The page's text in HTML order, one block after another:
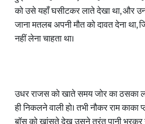
को उसे यहाँ घसीटकर लाते देखा था, और
जाना मतलब अपनी मौत को दावत देना था,
नहीं लेना चाहता था।
​उधर राजस को खाते समय जोर का ठसका
ही निकलने वाली हो। तभी नौकर राम